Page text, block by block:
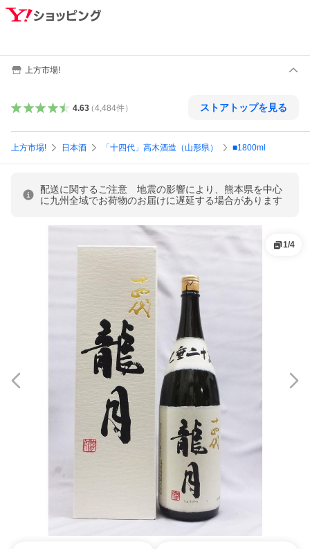
上方市場!
4.63（4,484件） ストアトップを見る
上方市場! 日本酒 「十四代」高木酒造（山形県） ■1800ml
配送に関するご注意 地震の影響により、熊本県を中心
に九州全域でお荷物のお届けに遅延する場合があります
1/4